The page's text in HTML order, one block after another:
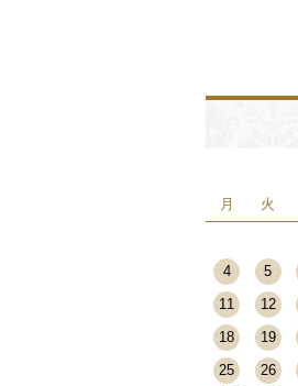
月 火
4
5
11
12
18
19
25
26